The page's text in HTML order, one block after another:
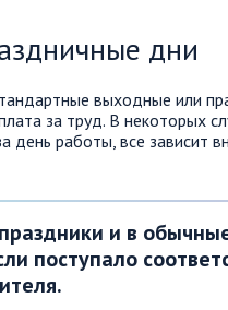
дни
выходные или
за труд. В некоторых
работы, все зависит
и в
поступало